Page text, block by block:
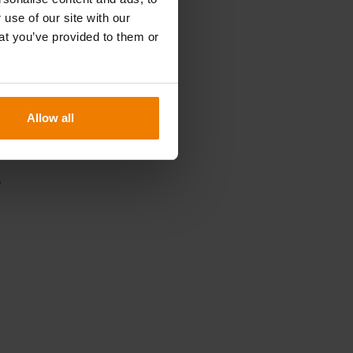
use of our site with our
you’ve provided to them or
Allow all